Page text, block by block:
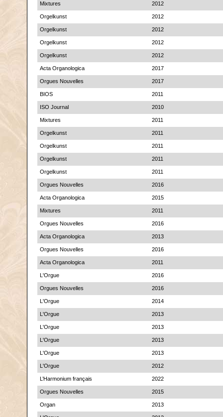
Mixtures 2012
Orgelkunst 2012
Orgelkunst 2012
Orgelkunst 2012
Orgelkunst 2012
Acta Organologica 2017
Orgues Nouvelles 2017
BIOS 2011
ISO Journal 2010
Mixtures 2011
Orgelkunst 2011
Orgelkunst 2011
Orgelkunst 2011
Orgelkunst 2011
Orgues Nouvelles 2016
Acta Organologica 2015
Mixtures 2011
Orgues Nouvelles 2016
Acta Organologica 2013
Orgues Nouvelles 2016
Acta Organologica 2011
L'Orgue 2016
Orgues Nouvelles 2016
L'Orgue 2014
L'Orgue 2013
L'Orgue 2013
L'Orgue 2013
L'Orgue 2013
L'Orgue 2012
L’Harmonium français 2022
Orgues Nouvelles 2015
Organ 2013